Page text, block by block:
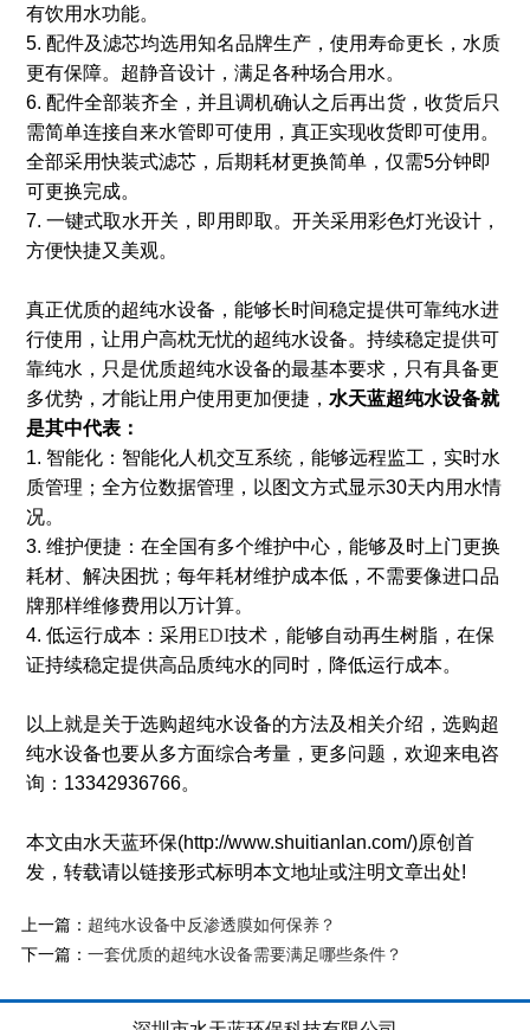
有饮用水功能。
5. 配件及滤芯均选用知名品牌生产，使用寿命更长，水质
更有保障。超静音设计，满足各种场合用水。
6. 配件全部装齐全，并且调机确认之后再出货，收货后只
需简单连接自来水管即可使用，真正实现收货即可使用。
全部采用快装式滤芯，后期耗材更换简单，仅需5分钟即
可更换完成。
7. 一键式取水开关，即用即取。开关采用彩色灯光设计，
方便快捷又美观。
真正优质的超纯水设备，能够长时间稳定提供可靠纯水进
行使用，让用户高枕无忧的超纯水设备。持续稳定提供可
靠纯水，只是优质超纯水设备的最基本要求，只有具备更
多优势，才能让用户使用更加便捷， 水天蓝超纯水设备就
是其中代表：
1. 智能化：智能化人机交互系统，能够远程监工，实时水
质管理；全方位数据管理，以图文方式显示30天内用水情
况。
3. 维护便捷：在全国有多个维护中心，能够及时上门更换
耗材、解决困扰；每年耗材维护成本低，不需要像进口品
牌那样维修费用以万计算。
4. 低运行成本：采用EDI技术，能够自动再生树脂，在保
证持续稳定提供高品质纯水的同时，降低运行成本。
以上就是关于选购超纯水设备的方法及相关介绍，选购超
纯水设备也要从多方面综合考量，更多问题，欢迎来电咨
询：13342936766。
本文由水天蓝环保(http://www.shuitianlan.com/)原创首
发，转载请以链接形式标明本文地址或注明文章出处!
上一篇： 超纯水设备中反渗透膜如何保养？
下一篇： 一套优质的超纯水设备需要满足哪些条件？